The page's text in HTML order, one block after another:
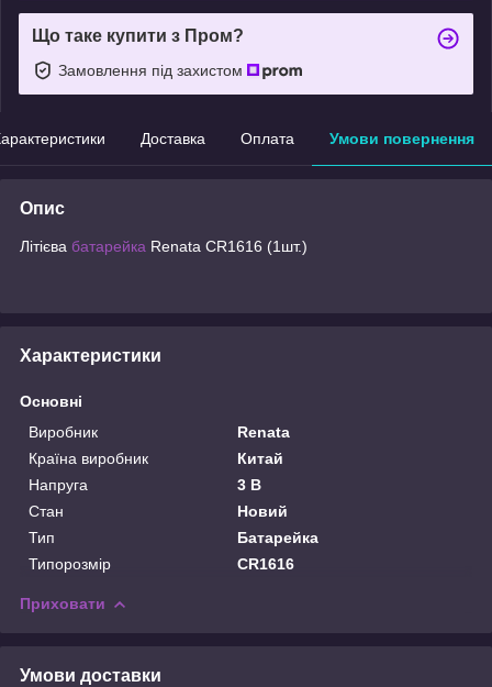
Що таке купити з Пром?
Замовлення під захистом
Доставка Оплата Умови повернення
Опис
Літієва батарейка Renata CR1616 (1шт.)
Характеристики
Основні
Виробник
Renata
Країна виробник
Китай
Напруга
3 В
Стан
Новий
Тип
Батарейка
Типорозмір
CR1616
Приховати
Умови доставки